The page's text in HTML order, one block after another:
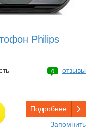
Philips
0 отзывы
Подробнее
Запомнить